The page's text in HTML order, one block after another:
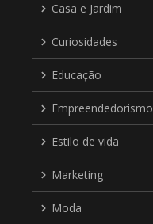
Casa e Jardim
Curiosidades
Educação
Empreendedorismo
Estilo de vida
Marketing
Moda